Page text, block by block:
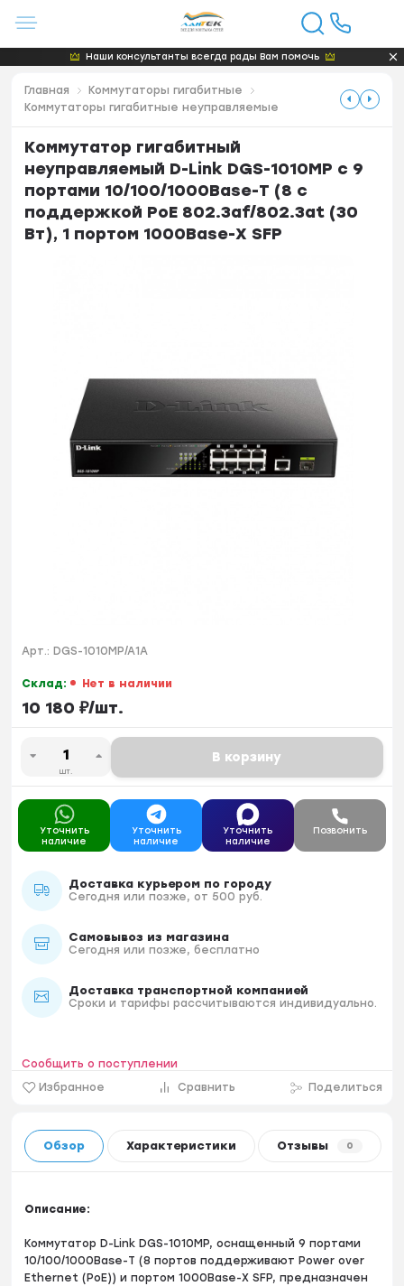
Наши консультанты всегда рады Вам помочь
Главная
Коммутаторы гигабитные
Коммутаторы гигабитные неуправляемые
Коммутатор гигабитный
неуправляемый D-Link DGS-1010MP с 9
портами 10/100/1000Base-T (8 с
поддержкой PoE 802.3af/802.3at (30
Вт), 1 портом 1000Base-X SFP
Арт.: DGS-1010MP/A1A
Склад: Нет в наличии
10 180 ₽/шт.
шт.
В корзину
Уточнить
наличие
Уточнить
наличие
Уточнить
наличие
Позвонить
Доставка курьером по городу
Сегодня или позже, от 500 руб.
Самовывоз из магазина
Сегодня или позже, бесплатно
Доставка транспортной компанией
Сроки и тарифы рассчитываются индивидуально.
Избранное Сравнить Поделиться
Сообщить о поступлении
Обзор Характеристики Отзывы 0
Описание:
Коммутатор D-Link DGS-1010MP, оснащенный 9 портами
10/100/1000Base-T (8 портов поддерживают Power over
Ethernet (PoE)) и портом 1000Base-X SFP, предназначен